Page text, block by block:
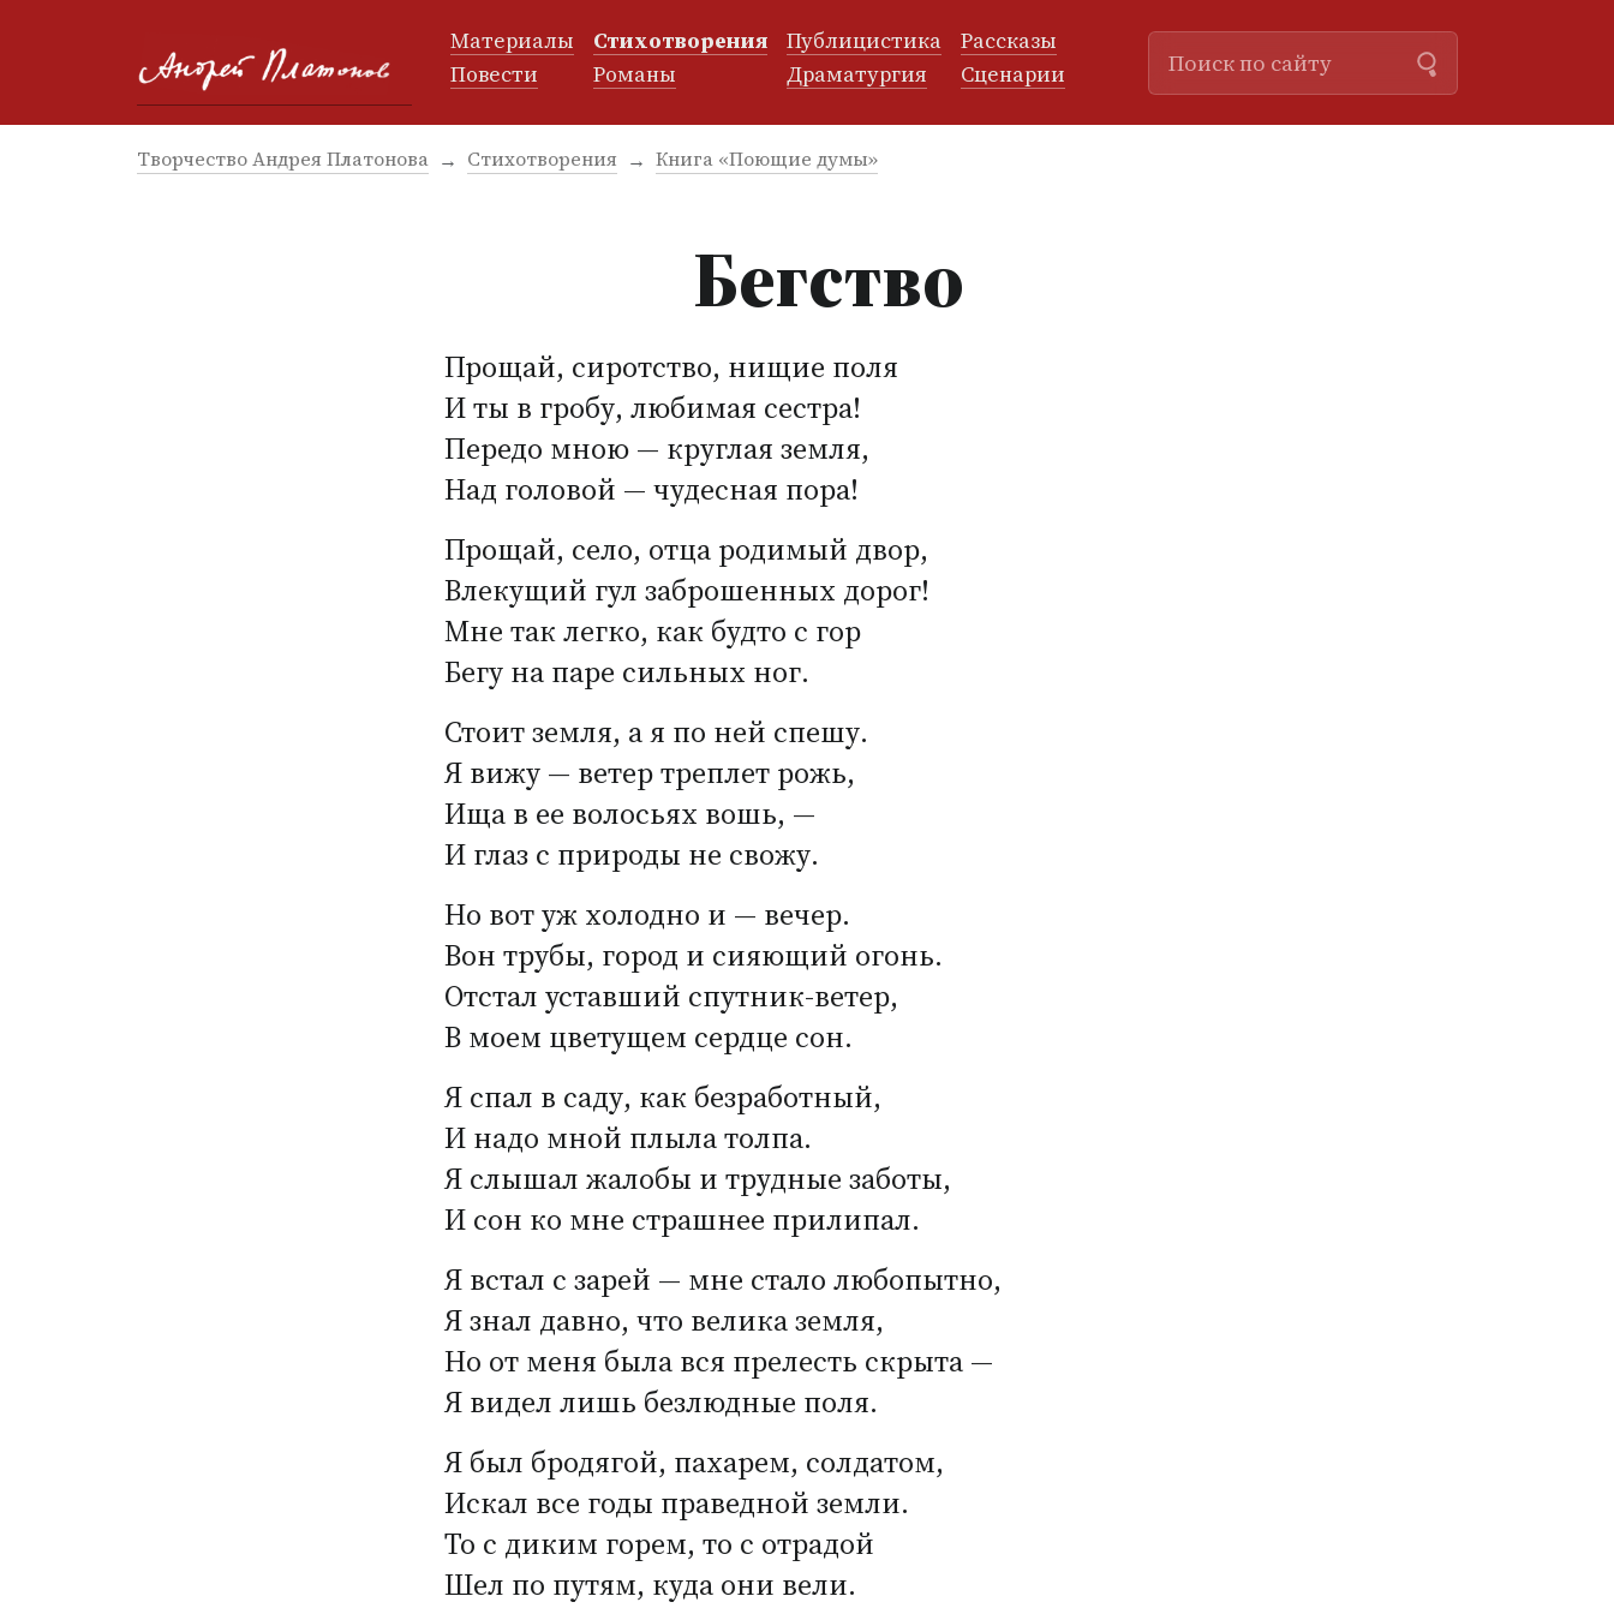
Материалы Стихотворения Публицистика
Рассказы
Повести
Романы Драматургия Сценарии
Творчество Андрея Платонова Стихотворения Книга «Поющие думы»
Бегство
Прощай, сиротство, нищие поля
И ты в гробу, любимая сестра!
Передо мною — круглая земля,
Над головой — чудесная пора!
Прощай, село, отца родимый двор,
Влекущий гул заброшенных дорог!
Мне так легко, как будто с гор
Бегу на паре сильных ног.
Стоит земля, а я по ней спешу.
Я вижу — ветер треплет рожь,
Ища в ее волосьях вошь, —
И глаз с природы не свожу.
Но вот уж холодно и — вечер.
Вон трубы, город и сияющий огонь.
Отстал уставший спутник-ветер,
В моем цветущем сердце сон.
Я спал в саду, как безработный,
И надо мной плыла толпа.
Я слышал жалобы и трудные заботы,
И сон ко мне страшнее прилипал.
Я встал с зарей — мне стало любопытно,
Я знал давно, что велика земля,
Но от меня была вся прелесть скрыта —
Я видел лишь безлюдные поля.
Я был бродягой, пахарем, солдатом,
Искал все годы праведной земли.
То с диким горем, то с отрадой
Шел по путям, куда они вели.